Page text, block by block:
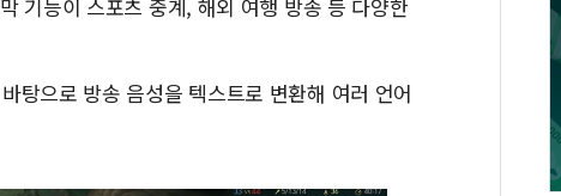
기능이 스포츠 중계, 해외 여행 방송 등 다양한
탕으로 방송 음성을 텍스트로 변환해 여러 언어